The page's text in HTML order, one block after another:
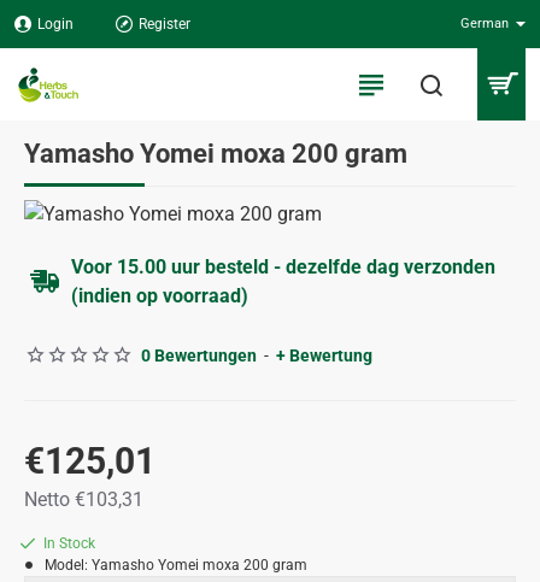
Login Register German
Yamasho Yomei moxa 200 gram
Voor 15.00 uur besteld - dezelfde dag verzonden
(indien op voorraad)
0 Bewertungen - + Bewertung
€125,01
Netto €103,31
In Stock
Model: Yamasho Yomei moxa 200 gram